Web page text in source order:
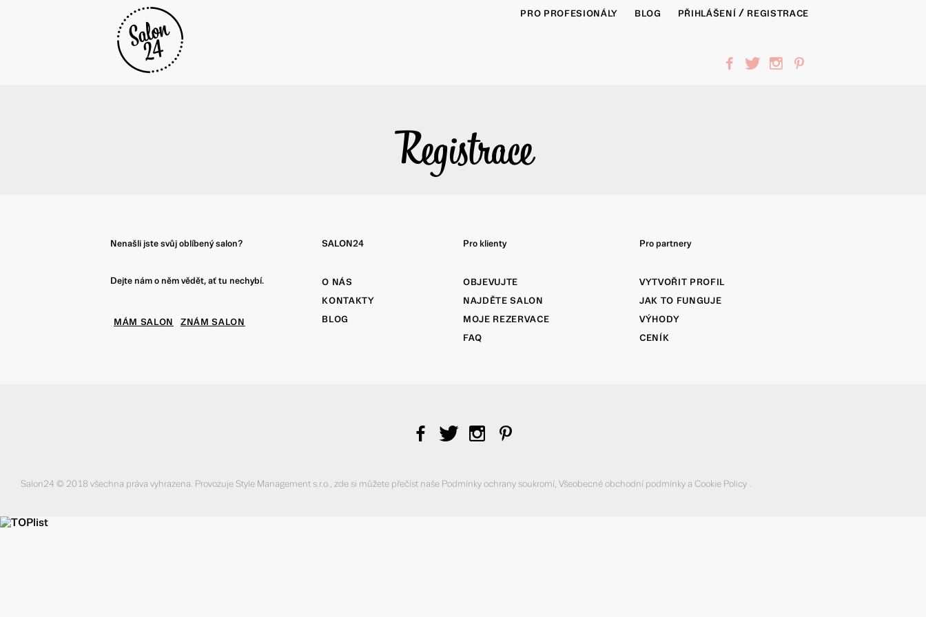
PRO PROFESIONÁLY BLOG PŘIHLÁŠENÍ / REGISTRACE
f t i p
Registrace
Nenašli jste svůj oblíbený salon?
Dejte nám o něm vědět, ať tu nechybí.
MÁM SALON ZNÁM SALON
SALON24
O NÁS
KONTAKTY
BLOG
Pro klienty
OBJEVUJTE
NAJDĚTE SALON
MOJE REZERVACE
FAQ
Pro partnery
VYTVOŘIT PROFIL
JAK TO FUNGUJE
VÝHODY
CENÍK
f t i p
Salon24 © 2018 všechna práva vyhrazena. Provozuje Style Management s.r.o., zde si můžete přečíst naše Podmínky ochrany soukromí Všeobecné obchodní podmínky a Cookie Policy